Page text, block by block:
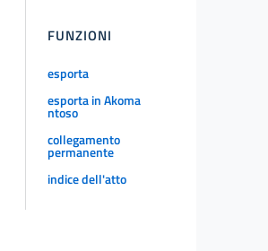
FUNZIONI
esporta
esporta in Akoma
ntoso
collegamento
permanente
indice dell'atto